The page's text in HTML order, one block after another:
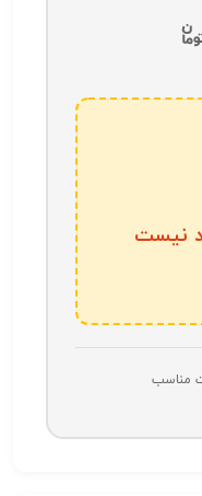
نیست
مناسب